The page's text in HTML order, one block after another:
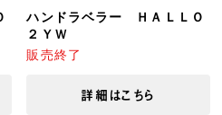
ハンドラベラー ＨＡＬＬＯ
２ＹＷ
販売終了
詳細はこちら